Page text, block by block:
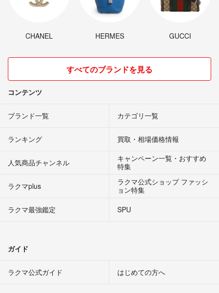
CHANEL HERMES GUCCI
すべてのブランドを見る
コンテンツ
ブランド一覧 カテゴリ一覧
ランキング 買取・相場価格情報
人気商品チャンネル
キャンペーン一覧・おすすめ
特集
ラクマplus
ラクマ公式ショップ ファッシ
ョン特集
ラクマ最強鑑定
SPU
ガイド
ラクマ公式ガイド はじめての方へ